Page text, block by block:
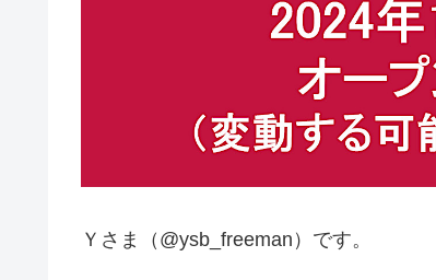
Ｙさま（@ysb_freeman）です。